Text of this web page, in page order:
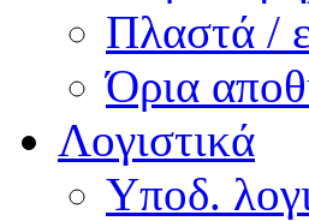
Πλαστά /
Όρια
Λογιστικά
Υποδ.